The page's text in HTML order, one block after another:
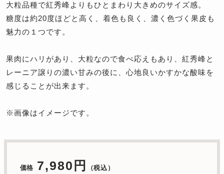
大粒品種で紅秀峰よりもひとまわり大きめのサイズ感。
糖度は約20度ほどと高く、着色も良く、濃く色づく果皮も
魅力の１つです。
果肉にハリがあり、大粒なので食べ応えもあり、紅秀峰と
レーニア譲りの濃い甘みの後に、心地良いかすかな酸味を
感じることが出来ます。
※画像はイメージです。
価格 7,980円 （税込）